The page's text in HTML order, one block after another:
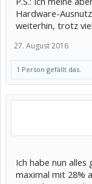
Hardware-
weiterhin, trotz
27. August 2016
1 Person gefällt das.
Ich habe nun alles
maximal mit 28%